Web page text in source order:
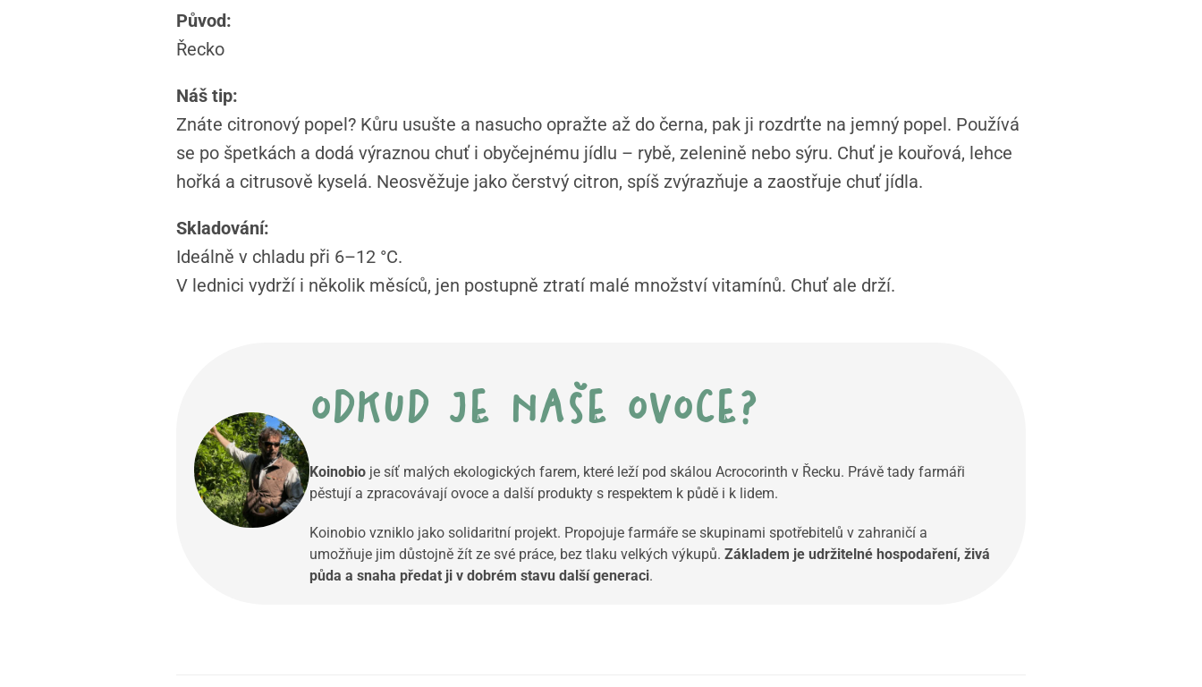
Původ:
Řecko
Náš tip:
Znáte citronový popel? Kůru usušte a nasucho opražte až do černa, pak ji rozdrťte na jemný popel. Používá
se po špetkách a dodá výraznou chuť i obyčejnému jídlu – rybě, zelenině nebo sýru. Chuť je kouřová, lehce
hořká a citrusově kyselá. Neosvěžuje jako čerstvý citron, spíš zvýrazňuje a zaostřuje chuť jídla.
Skladování:
Ideálně v chladu při 6–12 °C.
V lednici vydrží i několik měsíců, jen postupně ztratí malé množství vitamínů. Chuť ale drží.
odkud je naše ovoce?
Koinobio je síť malých ekologických farem, které leží pod skálou Acrocorinth v Řecku. Právě tady farmáři
pěstují a zpracovávají ovoce a další produkty s respektem k půdě i k lidem.
Koinobio vzniklo jako solidaritní projekt. Propojuje farmáře se skupinami spotřebitelů v zahraničí a
umožňuje jim důstojně žít ze své práce, bez tlaku velkých výkupů. Základem je udržitelné hospodaření, živá
půda a snaha předat ji v dobrém stavu další generaci.